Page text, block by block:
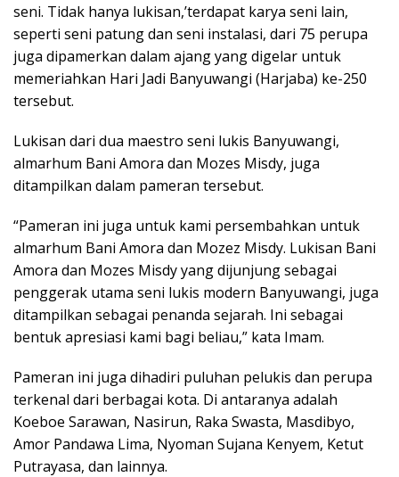
seni. Tidak hanya lukisan,’terdapat karya seni lain,
seperti seni patung dan seni instalasi, dari 75 perupa
juga dipamerkan dalam ajang yang digelar untuk
memeriahkan Hari Jadi Banyuwangi (Harjaba) ke-250
tersebut.
Lukisan dari dua maestro seni lukis Banyuwangi,
almarhum Bani Amora dan Mozes Misdy, juga
ditampilkan dalam pameran tersebut.
“Pameran ini juga untuk kami persembahkan untuk
almarhum Bani Amora dan Mozez Misdy. Lukisan Bani
Amora dan Mozes Misdy yang dijunjung sebagai
penggerak utama seni lukis modern Banyuwangi, juga
ditampilkan sebagai penanda sejarah. Ini sebagai
bentuk apresiasi kami bagi beliau,” kata Imam.
Pameran ini juga dihadiri puluhan pelukis dan perupa
terkenal dari berbagai kota. Di antaranya adalah
Koeboe Sarawan, Nasirun, Raka Swasta, Masdibyo,
Amor Pandawa Lima, Nyoman Sujana Kenyem, Ketut
Putrayasa, dan lainnya.